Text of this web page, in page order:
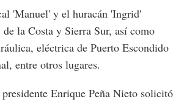
'Manuel' y el huracán 'Ingrid'
de la Costa y Sierra Sur, así como
eléctrica de Puerto Escondido
entre otros lugares.
Enrique Peña Nieto solicitó